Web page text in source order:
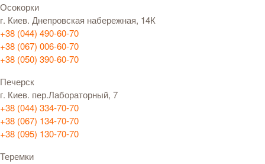
Осокорки
г. Киев. Днепровская набережная, 14К
+38 (044) 490-60-70
+38 (067) 006-60-70
+38 (050) 390-60-70
Печерск
г. Киев. пер.Лабораторный, 7
+38 (044) 334-70-70
+38 (067) 134-70-70
+38 (095) 130-70-70
Теремки